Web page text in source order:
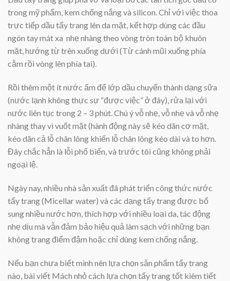
trong mỹ phẩm, kem chống nắng và silicon. Chỉ với việc thoa
trực tiếp dầu tẩy trang lên da mặt, kết hợp dùng các đầu
ngón tay mát xa nhẹ nhàng theo vòng tròn toàn bộ khuôn
mặt, hướng từ trên xuống dưới (Từ cánh mũi xuống phía
cằm rồi vòng lên phía tai).
Rồi thêm một ít nước ấm để lớp dầu chuyển thành dạng sữa
(nước lạnh không thực sự “được việc” ở đây), rửa lại với
nước liên tục trong 2 – 3 phút. Chú ý vỗ nhẹ, vỗ nhẹ và vỗ nhẹ
nhàng thay vì vuốt mặt (hành động này sẽ kéo dãn cơ mặt,
kéo dãn cả lỗ chân lông khiến lỗ chân lông kéo dài và to hơn.
Đây chắc hẳn là lỗi phổ biến, và trước tôi cũng không phải
ngoại lệ.
Ngày nay, nhiều nhà sản xuất đã phát triển công thức nước
tẩy trang (Micellar water) và các dạng tẩy trang được bổ
sung nhiều nước hơn, thích hợp với nhiều loại da, tác động
nhẹ dịu mà vẫn đảm bảo hiệu quả làm sạch với những bạn
không trang điểm đậm hoặc chỉ dùng kem chống nắng.
Nếu bạn chưa biết mình nên lựa chọn sản phẩm tẩy trang
nào, bài viết Mách nhỏ cách lựa chọn tẩy trang tốt kiêm tiết